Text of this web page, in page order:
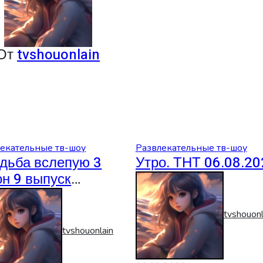
tvshouonlain
тв-шоу
вслепую 3
9 выпуск
tvshouonlain
Развлекательные тв-шоу
Утро. ТНТ